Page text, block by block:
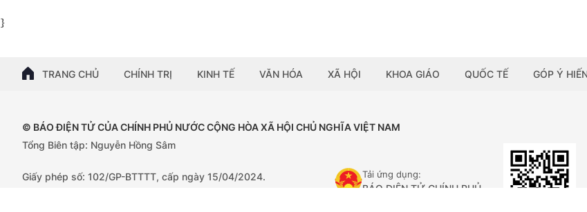
}
TRANG CHỦ CHÍNH TRỊ KINH TẾ VĂN HÓA XÃ HỘI KHOA GIÁO QUỐC TẾ GÓP Ý
© BÁO ĐIỆN TỬ CỦA CHÍNH PHỦ NƯỚC CỘNG HÒA XÃ HỘI CHỦ NGHĨA VIỆT NAM
Tổng Biên tập: Nguyễn Hồng Sâm
Giấy phép số: 102/GP-BTTTT, cấp ngày 15/04/2024.
Tải ứng dụng:
BÁO ĐIỆN TỬ CHÍNH PHỦ